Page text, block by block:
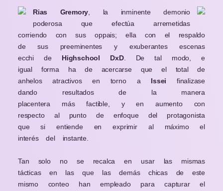
Rias Gremory, la inminente demonio
poderosa que efectúa arremetidas
corriendo con sus oppais; ella con el respaldo
de sus preeminentes y exuberantes escenas
ecchi de Highschool DxD. De tal modo, e
igual forma ha de acercarse que el total de
anhelos atractivos en torno a Issei finalizase
dando resultados de la manera
placentera más factible, y en aumento con
respecto al punto de enfoque del protagonista
que si entiende en exprimir al máximo el
interés del instante.
Tan solo no se recalca en usar las mismas
tácticas en las que las demás chicas de este
mismo conteo han empleado para capturar el